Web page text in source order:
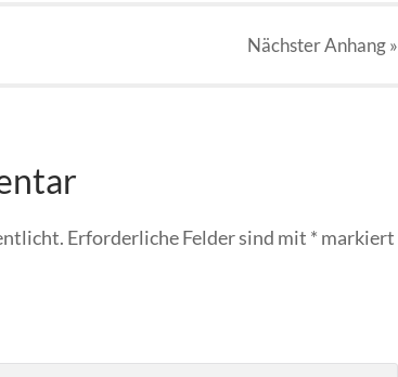
NächsterAnhang»
Erforderliche Felder sind mit * markiert